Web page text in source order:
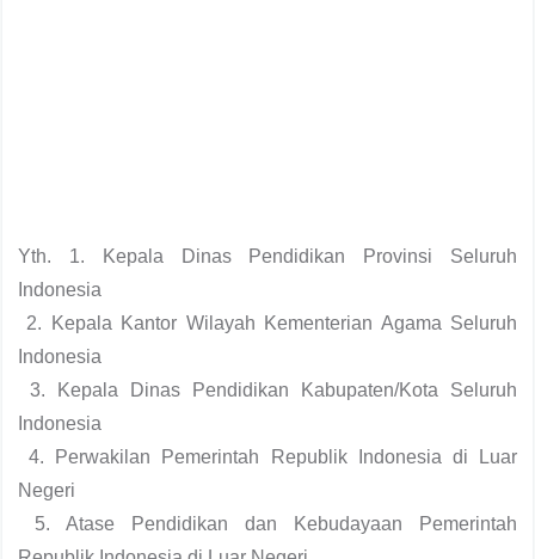
Yth. 1. Kepala Dinas Pendidikan Provinsi Seluruh
Indonesia
2. Kepala Kantor Wilayah Kementerian Agama Seluruh
Indonesia
3. Kepala Dinas Pendidikan Kabupaten/Kota Seluruh
Indonesia
4. Perwakilan Pemerintah Republik Indonesia di Luar
Negeri
5. Atase Pendidikan dan Kebudayaan Pemerintah